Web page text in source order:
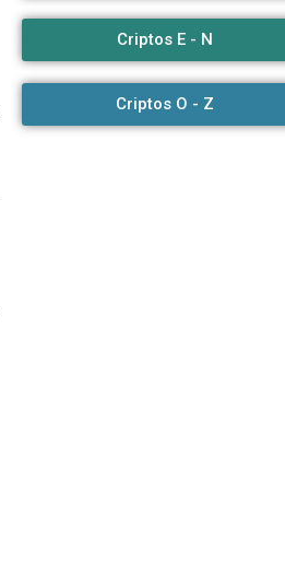
Criptos E - N
Criptos O - Z